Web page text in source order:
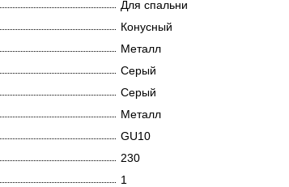
Для спальни
Конусный
Металл
Серый
Серый
Металл
GU10
230
1